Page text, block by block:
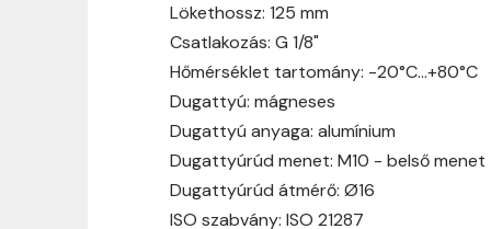
Lökethossz: 125 mm
Csatlakozás: G 1/8"
Hőmérséklet tartomány: -20°C…+80°C
Dugattyú: mágneses
Dugattyú anyaga: alumínium
Dugattyúrúd menet: M10 - belső menet
Dugattyúrúd átmérő: Ø16
ISO szabvány: ISO 21287
hosszabb ideig tart, előre
Szállítási díj:
A szállítási díj függ
megtekinthetitek, mielőtt a